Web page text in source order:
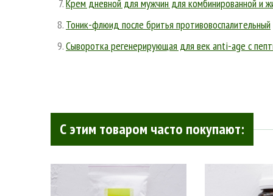
Крем дневной для мужчин для комбинированной и
Тоник-флюид после бритья противовоспалительный
Cыворотка регенерирующая для век anti-age с
С этим товаром часто покупают: